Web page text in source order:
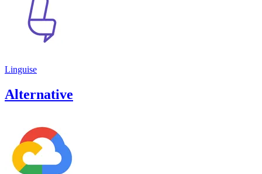
Linguise
Alternative